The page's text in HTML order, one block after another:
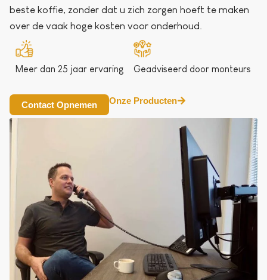
beste koffie, zonder dat u zich zorgen hoeft te maken
over de vaak hoge kosten voor onderhoud.
Meer dan 25 jaar ervaring Geadviseerd door monteurs
Contact Opnemen Onze Producten